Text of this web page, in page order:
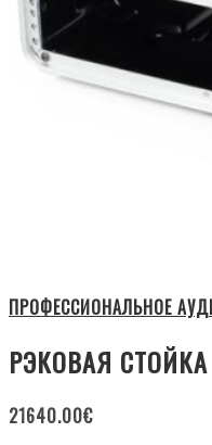
ПРОФЕССИОНАЛЬНОЕ
РЭКОВАЯ СТОЙКА
21640.00€